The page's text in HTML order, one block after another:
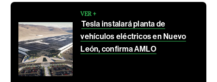
VER +
Tesla instalará planta de
vehículos eléctricos en Nuevo
León, confirma AMLO